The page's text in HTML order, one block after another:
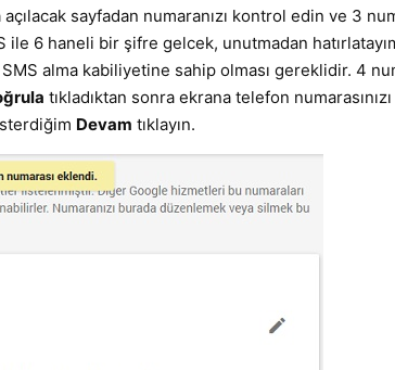
sayfadan numaranızı kontrol edin ve 3
ile 6 haneli bir şifre gelcek, unutmadan
alma kabiliyetine sahip olması gereklidir. 4
tıkladıktan sonra ekrana telefon
Devam tıklayın.